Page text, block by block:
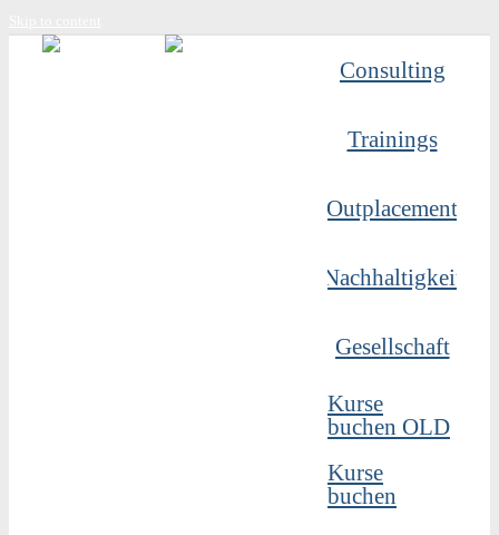
Consulting
Trainings
Outplacement
Nachhaltigkeit
Gesellschaft
Kurse
buchen OLD
Kurse
buchen